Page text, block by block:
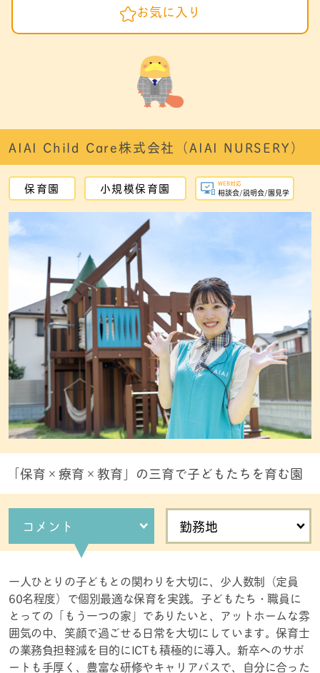
お気に入り
AIAI Child Care株式会社（AIAI NURSERY）
保育園 小規模保育園 WEB対応
相談会/説明会/園見学
「保育×療育×教育」の三育で子どもたちを育む園
コメント 勤務地
一人ひとりの子どもとの関わりを大切に、少人数制（定員
60名程度）で個別最適な保育を実践。子どもたち・職員に
とっての「もう一つの家」でありたいと、アットホームな雰
囲気の中、笑顔で過ごせる日常を大切にしています。保育士
の業務負担軽減を目的にICTも積極的に導入。新卒へのサポ
ートも手厚く、豊富な研修やキャリアパスで、自分に合った